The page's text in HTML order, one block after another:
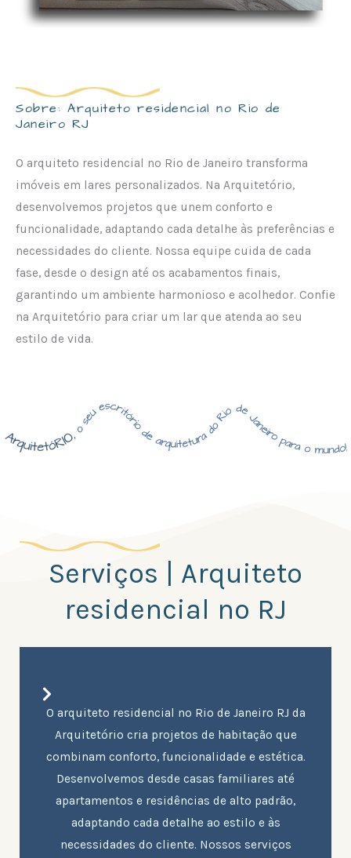
Sobre: Arquiteto residencial no Rio de
Janeiro RJ
O arquiteto residencial no Rio de Janeiro transforma
imóveis em lares personalizados. Na Arquitetório,
desenvolvemos projetos que unem conforto e
funcionalidade, adaptando cada detalhe às preferências e
necessidades do cliente. Nossa equipe cuida de cada
fase, desde o design até os acabamentos finais,
garantindo um ambiente harmonioso e acolhedor. Confie
na Arquitetório para criar um lar que atenda ao seu
estilo de vida.
Serviços | Arquiteto
residencial no RJ
O arquiteto residencial no Rio de Janeiro RJ da
Arquitetório cria projetos de habitação que
combinam conforto, funcionalidade e estética.
Desenvolvemos desde casas familiares até
apartamentos e residências de alto padrão,
adaptando cada detalhe ao estilo e às
necessidades do cliente. Nossos serviços